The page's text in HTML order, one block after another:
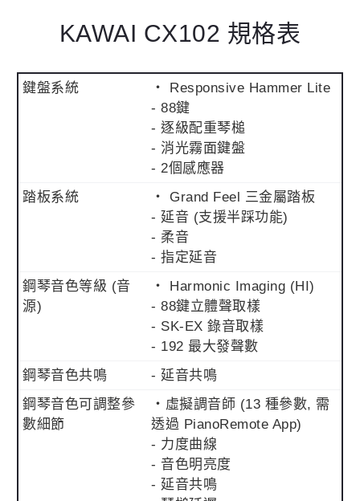
KAWAI CX102 規格表
鍵盤系統
・ Responsive Hammer Lite
- 88鍵
- 逐級配重琴槌
- 消光霧面鍵盤
- 2個感應器
踏板系統
・ Grand Feel 三金屬踏板
- 延音 (支援半踩功能)
- 柔音
- 指定延音
鋼琴音色等級 (音
源)
・ Harmonic Imaging (HI)
- 88鍵立體聲取樣
- SK-EX 錄音取樣
- 192 最大發聲數
鋼琴音色共鳴
- 延音共鳴
鋼琴音色可調整參
數細節
・虛擬調音師 (13 種參數, 需
透過 PianoRemote App)
- 力度曲線
- 音色明亮度
- 延音共鳴